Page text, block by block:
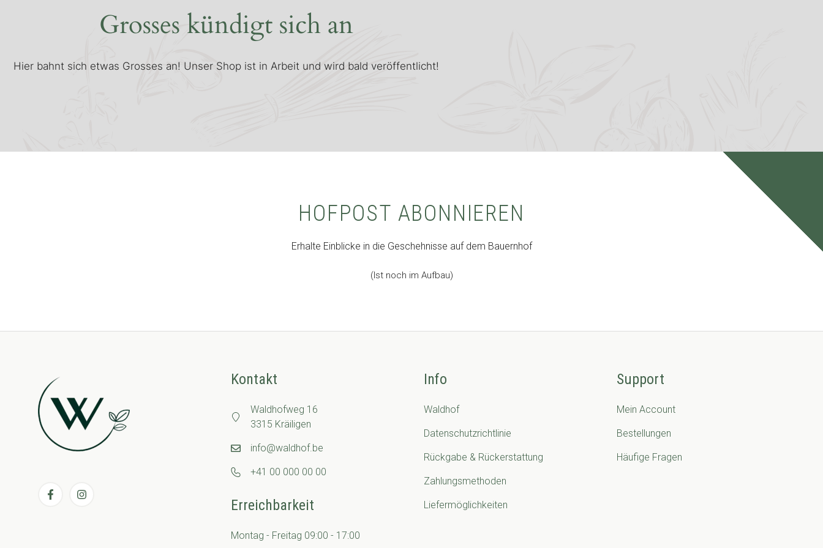
Grosses kündigt sich an
Hier bahnt sich etwas Grosses an! Unser Shop ist in Arbeit und wird bald veröffentlicht!
HOFPOST ABONNIEREN
Erhalte Einblicke in die Geschehnisse auf dem Bauernhof
(Ist noch im Aufbau)
Kontakt
Waldhofweg 16
3315 Kräiligen
info@waldhof.be
+41 00 000 00 00
Erreichbarkeit
Montag - Freitag 09:00 - 17:00
Info
Waldhof
Datenschutzrichtlinie
Rückgabe & Rückerstattung
Zahlungsmethoden
Liefermöglichkeiten
Support
Mein Account
Bestellungen
Häufige Fragen